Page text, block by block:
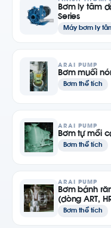
Bơm ly tâm
Series
Máy bơm ly
ARAI PUMP
Bơm muối
Bơm thể tích
ARAI PUMP
Bơm tự mồi
Bơm thể tích
ARAI PUMP
Bơm bánh
(dòng ART,
Bơm thể tích